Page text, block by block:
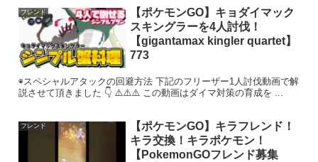
フレンド
【ポケモンGO】キョダイマック
スキングラーを4人討伐！
【gigantamax kingler quartet】
773
◉スペシャルアタックの回避方法 下記のフリーザー1人討伐動画で解
説させて頂きました 👇 ⚠️⚠️⚠️ この動画はダイマ対策の育成を ...
フレンド
【ポケモンGO】キラフレンド！
キラ交換！キラポケモン！
【PokemonGOフレンド募集